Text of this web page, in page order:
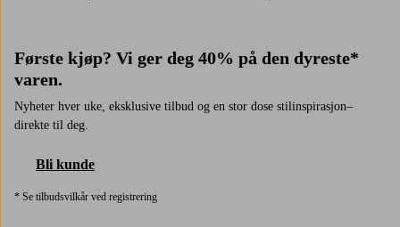
Første kjøp? Vi ger deg 40% på den dyreste*
varen.
Nyheter hver uke, eksklusive tilbud og en stor dose stilinspirasjon–
direkte til deg.
Bli kunde
* Se tilbudsvilkår ved registrering